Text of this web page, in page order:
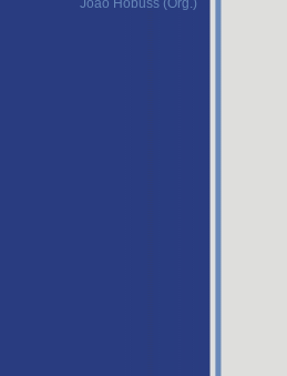
João Hobuss (Org.)